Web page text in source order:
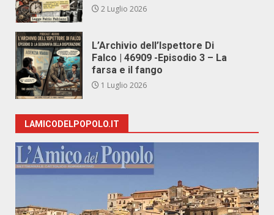
2 Luglio 2026
L’Archivio dell’Ispettore Di
Falco | 46909 -Episodio 3 – La
farsa e il fango
1 Luglio 2026
LAMICODELPOPOLO.IT